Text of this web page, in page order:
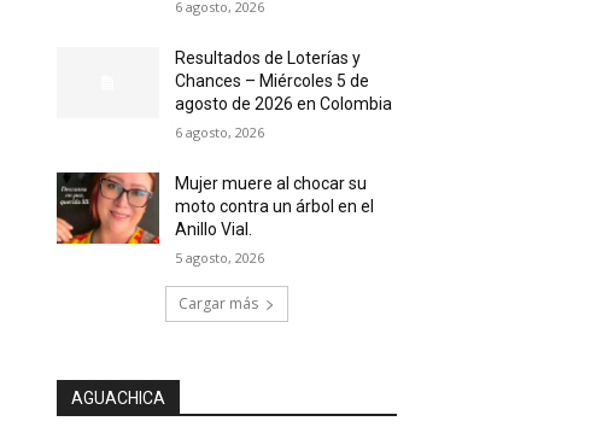
6 agosto, 2026
Resultados de Loterías y
Chances – Miércoles 5 de
agosto de 2026 en Colombia
6 agosto, 2026
Mujer muere al chocar su
moto contra un árbol en el
Anillo Vial.
5 agosto, 2026
Cargar más
AGUACHICA